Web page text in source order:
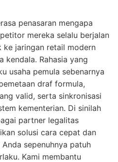
penasaran mengapa
mereka selalu berjalan
ke jaringan retail modern
kendala. Rahasia yang
usaha pemula sebenarnya
draf formula,
valid, serta sinkronisasi
kementerian. Di sinilah
partner legalitas
solusi cara cepat dan
sepenuhnya patuh
Kami membantu